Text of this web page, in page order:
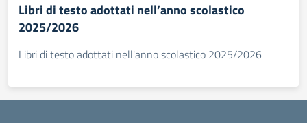
Libri di testo adottati nell’anno scolastico
2025/2026
Libri di testo adottati nell'anno scolastico 2025/2026